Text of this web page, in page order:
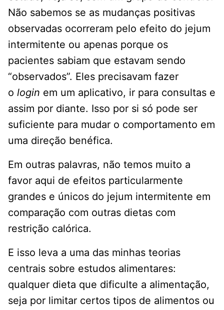
Não sabemos se as mudanças positivas
observadas ocorreram pelo efeito do jejum
intermitente ou apenas porque os
pacientes sabiam que estavam sendo
“observados”. Eles precisavam fazer
o login em um aplicativo, ir para consultas e
assim por diante. Isso por si só pode ser
suficiente para mudar o comportamento em
uma direção benéfica.
Em outras palavras, não temos muito a
favor aqui de efeitos particularmente
grandes e únicos do jejum intermitente em
comparação com outras dietas com
restrição calórica.
E isso leva a uma das minhas teorias
centrais sobre estudos alimentares:
qualquer dieta que dificulte a alimentação,
seja por limitar certos tipos de alimentos ou